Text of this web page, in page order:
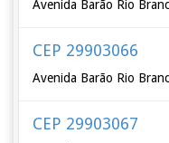
Avenida Barão Rio
CEP 29903066
Avenida Barão Rio
CEP 29903067